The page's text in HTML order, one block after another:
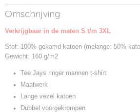
Productcode
TJ5070-1
Productcode leverancier
Omschrijving
Verkrijgbaar in de maten S t/m 3XL
Stof: 100% gekamd katoen (melange: 50%
Gewicht: 160 g/m2
Tee Jays ringer mannen t-shirt
Maatwerk
Lange vezel katoen
Dubbel voorgekrompen